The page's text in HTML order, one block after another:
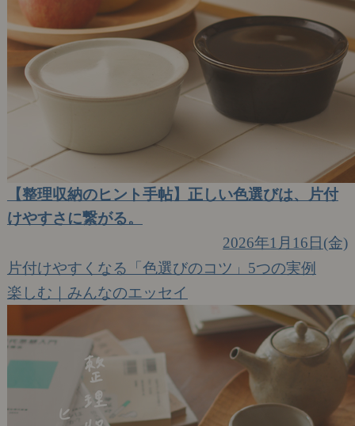
【整理収納のヒント手帖】正しい色選びは、片付
けやすさに繋がる。
2026年1月16日(金)
片付けやすくなる「色選びのコツ」5つの実例
楽しむ｜みんなのエッセイ